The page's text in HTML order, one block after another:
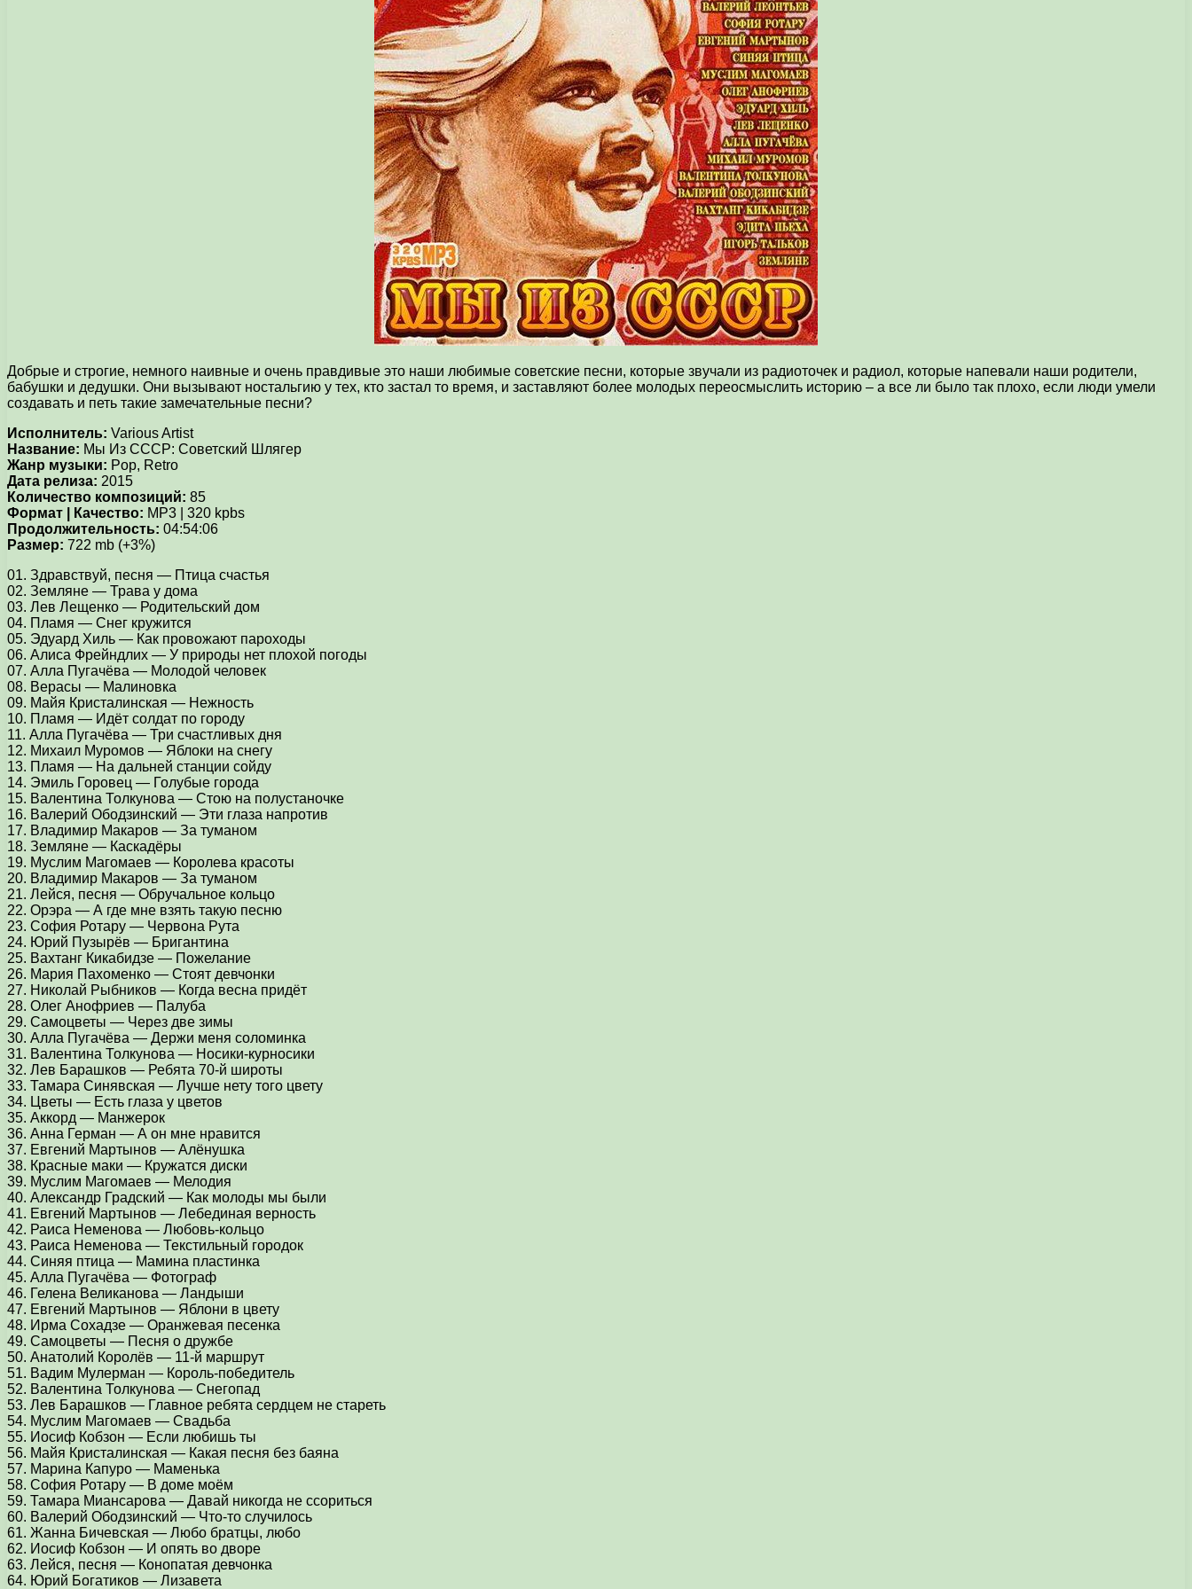
Добрые и строгие, немного наивные и очень правдивые это наши любимые советские песни, которые звучали из радиоточек и радиол, которые напевали наши родители,
бабушки и дедушки. Они вызывают ностальгию у тех, кто застал то время, и заставляют более молодых переосмыслить историю – а все ли было так плохо, если люди умели
создавать и петь такие замечательные песни?
Исполнитель: Various Artist
Название: Мы Из СССР: Советский Шлягер
Жанр музыки: Pop, Retro
Дата релиза: 2015
Количество композиций: 85
Формат | Качество: MP3 | 320 kpbs
Продолжительность: 04:54:06
Размер: 722 mb (+3%)
01. Здравствуй, песня — Птица счастья
02. Земляне — Трава у дома
03. Лев Лещенко — Родительский дом
04. Пламя — Снег кружится
05. Эдуард Хиль — Как провожают пароходы
06. Алиса Фрейндлих — У природы нет плохой погоды
07. Алла Пугачёва — Молодой человек
08. Верасы — Малиновка
09. Майя Кристалинская — Нежность
10. Пламя — Идёт солдат по городу
11. Алла Пугачёва — Три счастливых дня
12. Михаил Муромов — Яблоки на снегу
13. Пламя — На дальней станции сойду
14. Эмиль Горовец — Голубые города
15. Валентина Толкунова — Стою на полустаночке
16. Валерий Ободзинский — Эти глаза напротив
17. Владимир Макаров — За туманом
18. Земляне — Каскадёры
19. Муслим Магомаев — Королева красоты
20. Владимир Макаров — За туманом
21. Лейся, песня — Обручальное кольцо
22. Орэра — А где мне взять такую песню
23. София Ротару — Червона Рута
24. Юрий Пузырёв — Бригантина
25. Вахтанг Кикабидзе — Пожелание
26. Мария Пахоменко — Стоят девчонки
27. Николай Рыбников — Когда весна придёт
28. Олег Анофриев — Палуба
29. Самоцветы — Через две зимы
30. Алла Пугачёва — Держи меня соломинка
31. Валентина Толкунова — Носики-курносики
32. Лев Барашков — Ребята 70-й широты
33. Тамара Синявская — Лучше нету того цвету
34. Цветы — Есть глаза у цветов
35. Аккорд — Манжерок
36. Анна Герман — А он мне нравится
37. Евгений Мартынов — Алёнушка
38. Красные маки — Кружатся диски
39. Муслим Магомаев — Мелодия
40. Александр Градский — Как молоды мы были
41. Евгений Мартынов — Лебединая верность
42. Раиса Неменова — Любовь-кольцо
43. Раиса Неменова — Текстильный городок
44. Синяя птица — Мамина пластинка
45. Алла Пугачёва — Фотограф
46. Гелена Великанова — Ландыши
47. Евгений Мартынов — Яблони в цвету
48. Ирма Сохадзе — Оранжевая песенка
49. Самоцветы — Песня о дружбе
50. Анатолий Королёв — 11-й маршрут
51. Вадим Мулерман — Король-победитель
52. Валентина Толкунова — Снегопад
53. Лев Барашков — Главное ребята сердцем не стареть
54. Муслим Магомаев — Свадьба
55. Иосиф Кобзон — Если любишь ты
56. Майя Кристалинская — Какая песня без баяна
57. Марина Капуро — Маменька
58. София Ротару — В доме моём
59. Тамара Миансарова — Давай никогда не ссориться
60. Валерий Ободзинский — Что-то случилось
61. Жанна Бичевская — Любо братцы, любо
62. Иосиф Кобзон — И опять во дворе
63. Лейся, песня — Конопатая девчонка
64. Юрий Богатиков — Лизавета